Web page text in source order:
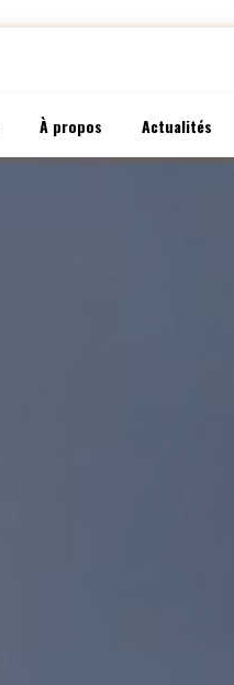
À propos Actualités